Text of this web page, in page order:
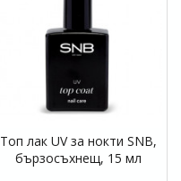
Топ лак UV за нокти SNB,
бързосъхнещ, 15 мл